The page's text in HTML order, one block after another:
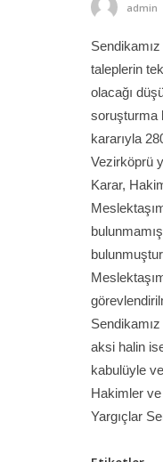
admin
taleplerin
olacağı
soruşturma
kararıyla
Vezirköprü
Karar,
aksi halin
kabulüyle
Hakimler
Yargıçlar